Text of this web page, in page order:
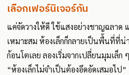
เลือกเฟอร์นิเจอร์กัน
แค่จัดวางให้ดี ใช้แสงอย่างชาญฉลาด
เหมาะสม ห้องเล็กก็กลายเป็นพื้นที่ที่น่
ก้อนโตเลย ลองเริ่มจากเปลี่ยนมุมเล็ก
“ห้องเล็กไม่จำเป็นต้องอึดอัดเสมอไป”